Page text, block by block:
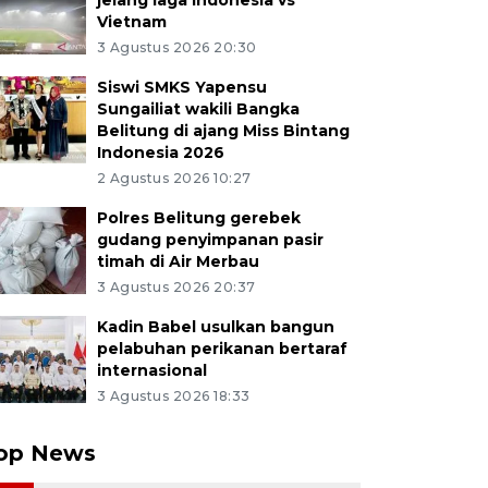
Vietnam
3 Agustus 2026 20:30
Siswi SMKS Yapensu
Sungailiat wakili Bangka
Belitung di ajang Miss Bintang
Indonesia 2026
2 Agustus 2026 10:27
Polres Belitung gerebek
gudang penyimpanan pasir
timah di Air Merbau
3 Agustus 2026 20:37
Kadin Babel usulkan bangun
pelabuhan perikanan bertaraf
internasional
3 Agustus 2026 18:33
News